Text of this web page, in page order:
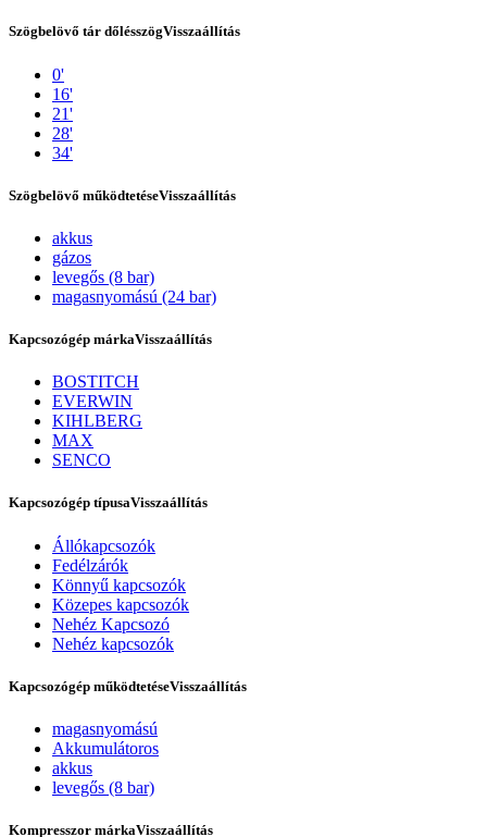
Szerviz
Szögbelövő tár dőlésszögVisszaállítás
0'
16'
21'
28'
34'
Szögbelövő működtetéseVisszaállítás
akkus
gázos
levegős (8 bar)
magasnyomású (24 bar)
Kapcsozógép márkaVisszaállítás
BOSTITCH
EVERWIN
KIHLBERG
MAX
SENCO
Kapcsozógép típusaVisszaállítás
Állókapcsozók
Fedélzárók
Könnyű kapcsozók
Közepes kapcsozók
Nehéz Kapcsozó
Nehéz kapcsozók
Kapcsozógép működtetéseVisszaállítás
magasnyomású
Akkumulátoros
akkus
levegős (8 bar)
Kompresszor márkaVisszaállítás